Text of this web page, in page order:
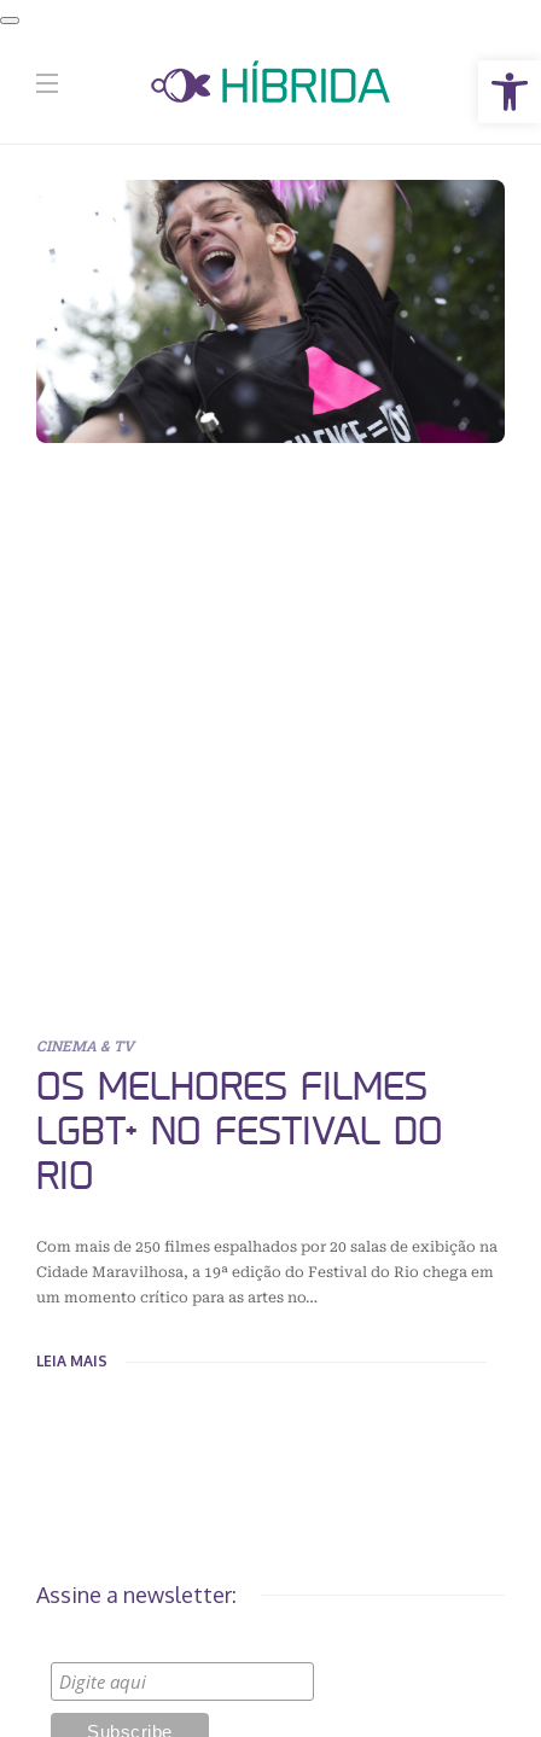
Abrir a barra de ferramentas
CINEMA & TV
OS MELHORES FILMES
LGBT+ NO FESTIVAL DO
RIO
Com mais de 250 filmes espalhados por 20 salas de exibição na
Cidade Maravilhosa, a 19ª edição do Festival do Rio chega em
um momento crítico para as artes no…
LEIA MAIS
Assine a newsletter: